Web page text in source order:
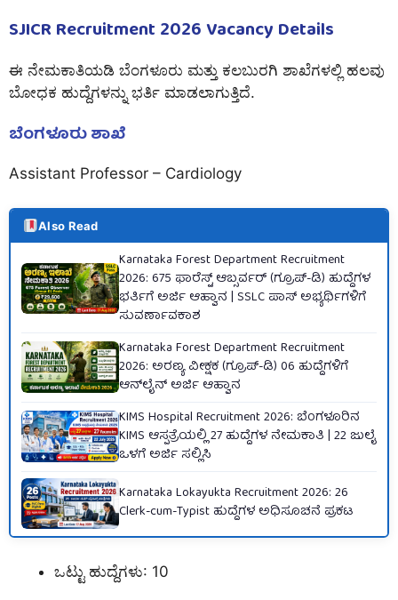
SJICR Recruitment 2026 Vacancy Details
ಈ ನೇಮಕಾತಿಯಡಿ ಬೆಂಗಳೂರು ಮತ್ತು ಕಲಬುರಗಿ ಶಾಖೆಗಳಲ್ಲಿ ಹಲವು
ಬೋಧಕ ಹುದ್ದೆಗಳನ್ನು ಭರ್ತಿ ಮಾಡಲಾಗುತ್ತಿದೆ.
ಬೆಂಗಳೂರು ಶಾಖೆ
Assistant Professor – Cardiology
Also Read
Karnataka Forest Department Recruitment
2026: 675 ಫಾರೆಸ್ಟ್ ಆಬ್ಸರ್ವರ್ (ಗ್ರೂಪ್-ಡಿ) ಹುದ್ದೆಗಳ
ಭರ್ತಿಗೆ ಅರ್ಜಿ ಆಹ್ವಾನ | SSLC ಪಾಸ್ ಅಭ್ಯರ್ಥಿಗಳಿಗೆ
ಸುವರ್ಣಾವಕಾಶ
Karnataka Forest Department Recruitment
2026: ಅರಣ್ಯ ವೀಕ್ಷಕ (ಗ್ರೂಪ್-ಡಿ) 06 ಹುದ್ದೆಗಳಿಗೆ
ಆನ್‌ಲೈನ್ ಅರ್ಜಿ ಆಹ್ವಾನ
KIMS Hospital Recruitment 2026: ಬೆಂಗಳೂರಿನ
KIMS ಆಸ್ಪತ್ರೆಯಲ್ಲಿ 27 ಹುದ್ದೆಗಳ ನೇಮಕಾತಿ | 22 ಜುಲೈ
ಒಳಗೆ ಅರ್ಜಿ ಸಲ್ಲಿಸಿ
Karnataka Lokayukta Recruitment 2026: 26
Clerk-cum-Typist ಹುದ್ದೆಗಳ ಅಧಿಸೂಚನೆ ಪ್ರಕಟ
ಒಟ್ಟು ಹುದ್ದೆಗಳು: 10